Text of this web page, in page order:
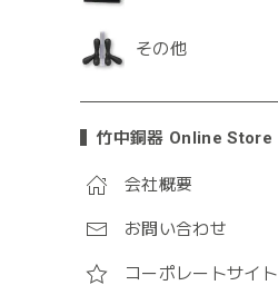
その他
竹中銅器 Online Store
会社概要
お問い合わせ
コーポレートサイト